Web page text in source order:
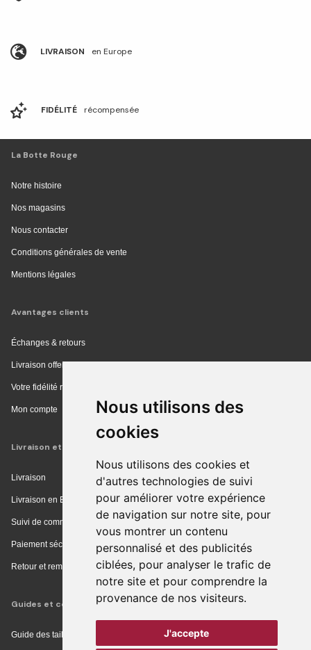
Nous utilisons des
cookies
Nous utilisons des cookies et
d'autres technologies de suivi
pour améliorer votre expérience
de navigation sur notre site, pour
vous montrer un contenu
personnalisé et des publicités
ciblées, pour analyser le trafic de
notre site et pour comprendre la
provenance de nos visiteurs.
J'accepte
LIVRAISON en Europe
FIDÉLITÉ récompensée
La Botte Rouge
Notre histoire
Nos magasins
Nous contacter
Conditions générales de vente
Mentions légales
Avantages clients
Échanges & retours
Livraison offerte en magasin
Votre fidélité récompensée
Mon compte
Livraison et achat
Livraison
Livraison en Europe
Suivi de commande
Paiement sécurisé
Retour et remboursement
Guides et conseils
Guide des tailles